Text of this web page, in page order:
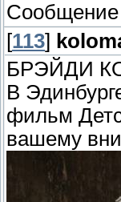
Сообщение
[113]
БРЭЙДИ
В
фильм
вашему